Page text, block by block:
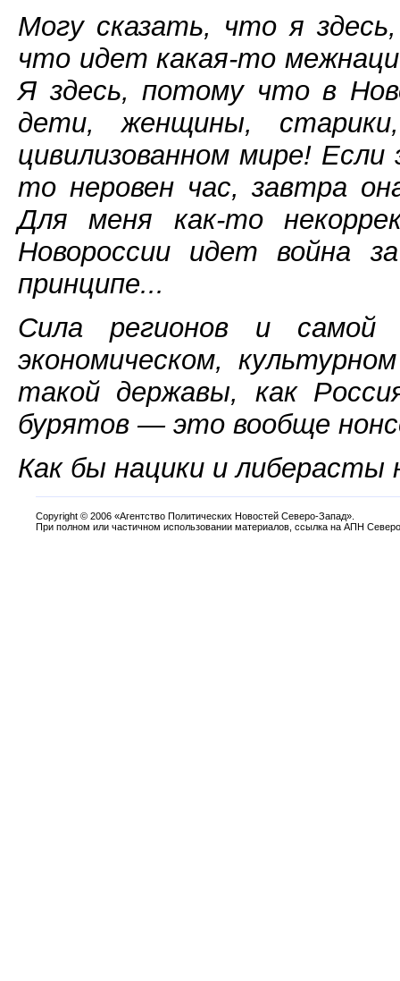
Могу сказать, что я
что идет какая-то
Я здесь, потому что в
дети, женщины,
цивилизованном мире!
то неровен час, завтра
Для меня как-то
Новороссии идет война
принципе...
Сила регионов и самой
экономическом,
такой державы, как
бурятов — это вообще
Как бы нацики и либерасты
Copyright © 2006 «Агентство Политических Новостей Северо-Запад».
При полном или частичном использовании материалов, ссылка на АПН